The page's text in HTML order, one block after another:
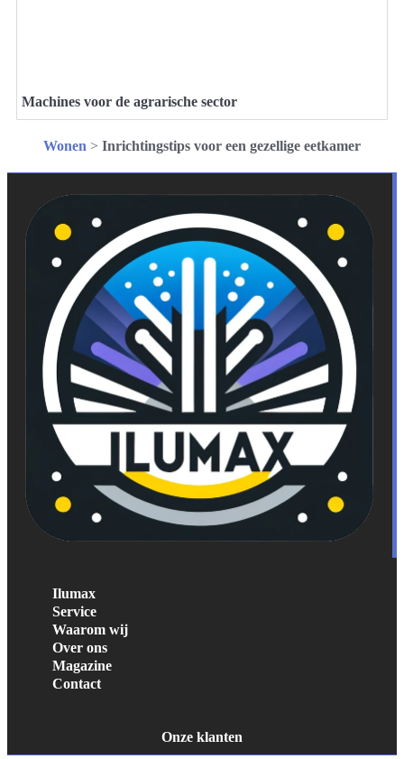
Machines voor de agrarische sector
Wonen > Inrichtingstips voor een gezellige eetkamer
Ilumax
Service
Waarom wij
Over ons
Magazine
Contact
Onze klanten